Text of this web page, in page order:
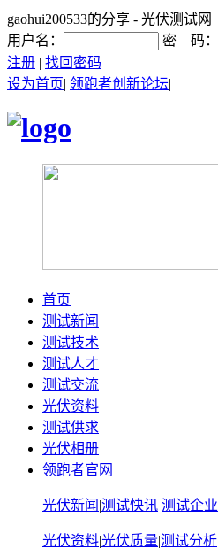
gaohui200533的分享 - 光伏测试网
用户名：
密 码：
注册 | 找回密码
设为首页| 领跑者创新论坛|
首页
测试新闻
测试技术
测试人才
测试交流
光伏资料
测试供求
光伏相册
领跑者官网
光伏新闻 |测试快讯 测试企业
光伏资料|光伏质量|测试分析